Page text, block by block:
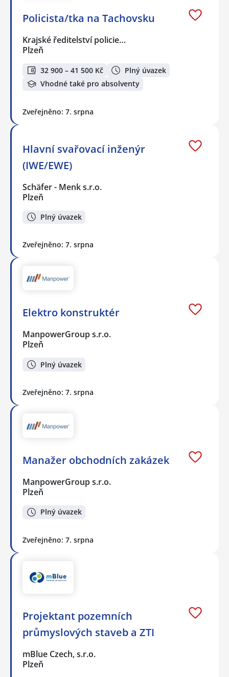
Policista/tka na Tachovsku
Krajské ředitelství policie…
Plzeň
32 900 – 41 500 Kč
Plný úvazek
Vhodné také pro absolventy
Zveřejněno: 7. srpna
Hlavní svařovací inženýr
(IWE/EWE)
Schäfer - Menk s.r.o.
Plzeň
Plný úvazek
Zveřejněno: 7. srpna
Elektro konstruktér
ManpowerGroup s.r.o.
Plzeň
Plný úvazek
Zveřejněno: 7. srpna
Manažer obchodních zakázek
ManpowerGroup s.r.o.
Plzeň
Plný úvazek
Zveřejněno: 7. srpna
Projektant pozemních
průmyslových staveb a ZTI
mBlue Czech, s.r.o.
Plzeň